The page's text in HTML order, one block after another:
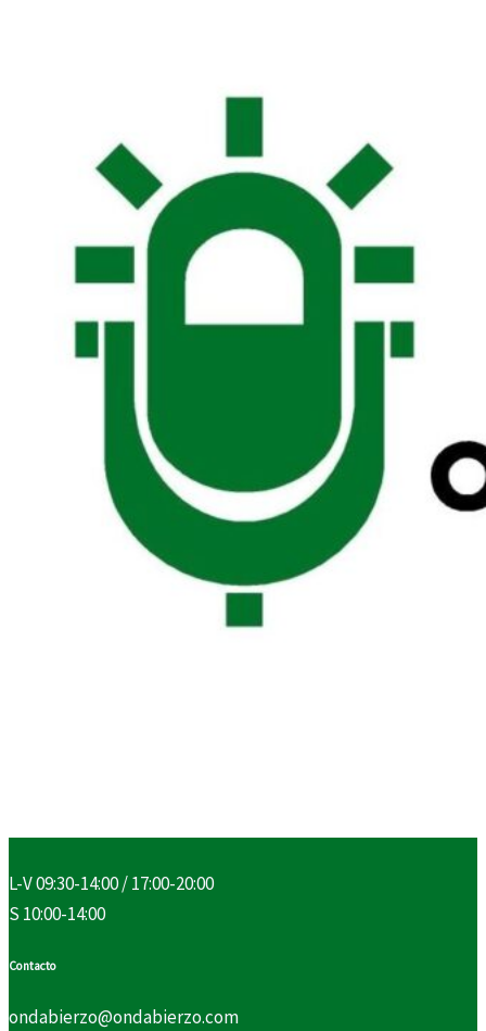
L-V 09:30-14:00 / 17:00-20:00
S 10:00-14:00
Contacto
ondabierzo@ondabierzo.com